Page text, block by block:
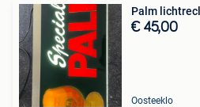
Palm
€ 45,00
Oosteeklo